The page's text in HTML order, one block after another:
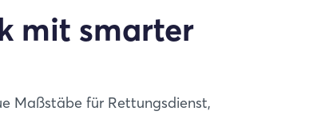
mit smarter
Maßstäbe für Rettungsdienst,